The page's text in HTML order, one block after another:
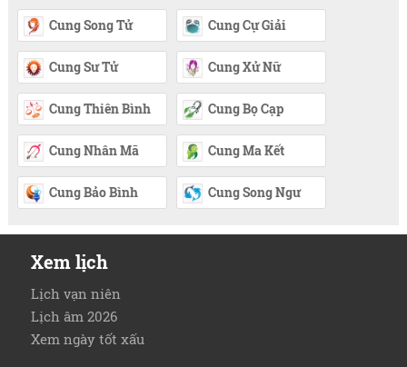
Cung Song Tử Cung Cự Giải
Cung Sư Tử Cung Xử Nữ
Cung Thiên Bình Cung Bọ Cạp
Cung Nhân Mã Cung Ma Kết
Cung Bảo Bình Cung Song Ngư
Xem lịch
Lịch vạn niên
Lịch âm 2026
Xem ngày tốt xấu